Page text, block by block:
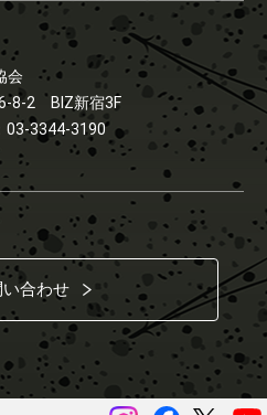
会
8-2 BIZ新宿3F
03-3344-3190
い合わせ